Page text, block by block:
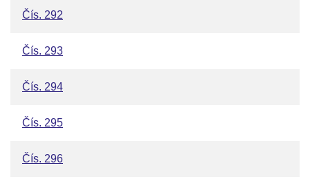
Čís. 292
Čís. 293
Čís. 294
Čís. 295
Čís. 296